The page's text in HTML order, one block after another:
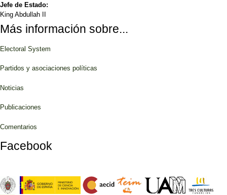
Jefe de Estado:
King Abdullah II
Más información sobre...
Electoral System
Partidos y asociaciones políticas
Noticias
Publicaciones
Comentarios
Facebook